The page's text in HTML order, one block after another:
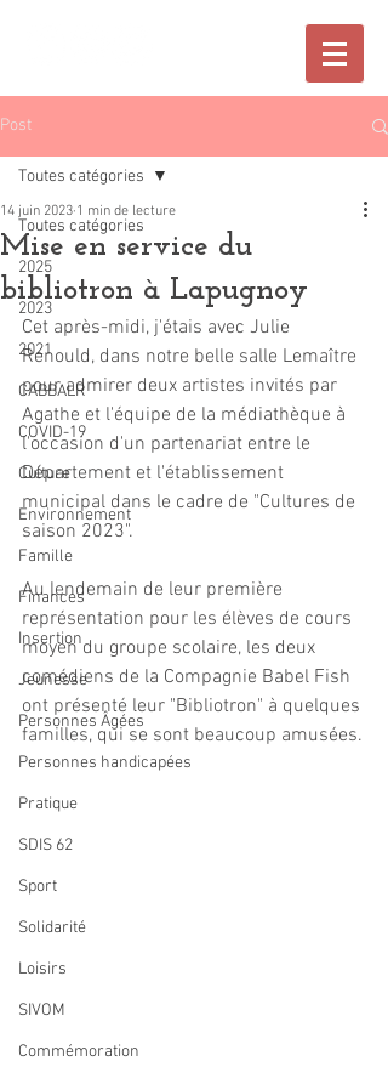
Post
Toutes catégories
2025
2023
2021
CABBALR
COVID-19
Culture
Environnement
Famille
Finances
Insertion
Jeunesse
Personnes Âgées
Personnes handicapées
Pratique
SDIS 62
Sport
Solidarité
Loisirs
SIVOM
Commémoration
Toutes catégories
Mise en service du
bibliotron à Lapugnoy
14 juin 2023 1 min de lecture
Cet après-midi, j'étais avec Julie
Renould, dans notre belle salle Lemaître
pour admirer deux artistes invités par
Agathe et l'équipe de la médiathèque à
l'occasion d'un partenariat entre le
Département et l'établissement
municipal dans le cadre de "Cultures de
saison 2023".
Au lendemain de leur première
représentation pour les élèves de cours
moyen du groupe scolaire, les deux
comédiens de la Compagnie Babel Fish
ont présenté leur "Bibliotron" à quelques
familles, qui se sont beaucoup amusées.